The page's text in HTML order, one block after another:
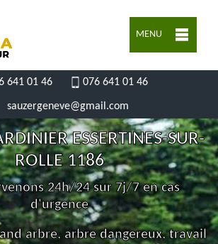
MENU
641 01 46 076 641 01 46
sauzergeneve@gmail.com
ESSERTINES-SUR-
ROLLE 1186
24h/24 sur 7j/7 en cas
d'urgence
arbre, arbre dangereux, travail